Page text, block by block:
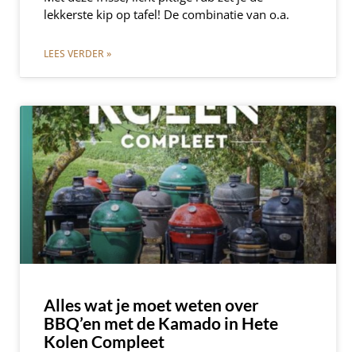
lekkerste kip op tafel! De combinatie van o.a.
LEES VERDER »
Alles wat je moet weten over
BBQ’en met de Kamado in Hete
Kolen Compleet